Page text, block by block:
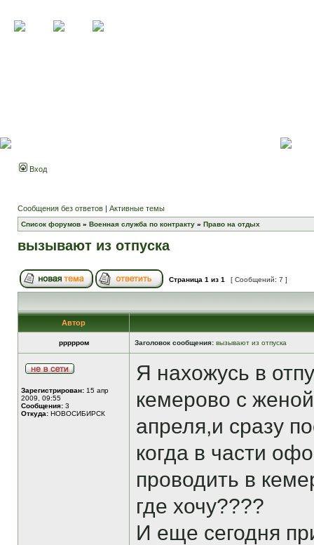
Вход
Сообщения без ответов | Активные темы
Список форумов » Военная служба по контракту » Право на отдых
вызывают из отпуска
Страница 1 из 1 [ Сообщений: 7 ]
Автор
ррррром Заголовок сообщения: вызывают из отпуска
Зарегистрирован: 15 апр
2009, 09:55
Сообщения: 3
Откуда: НОВОСИБИРСК
Я нахожусь в
кемерово с
апреля,и сразу
когда в части
проводить в
где хочу????
И еще сегодня